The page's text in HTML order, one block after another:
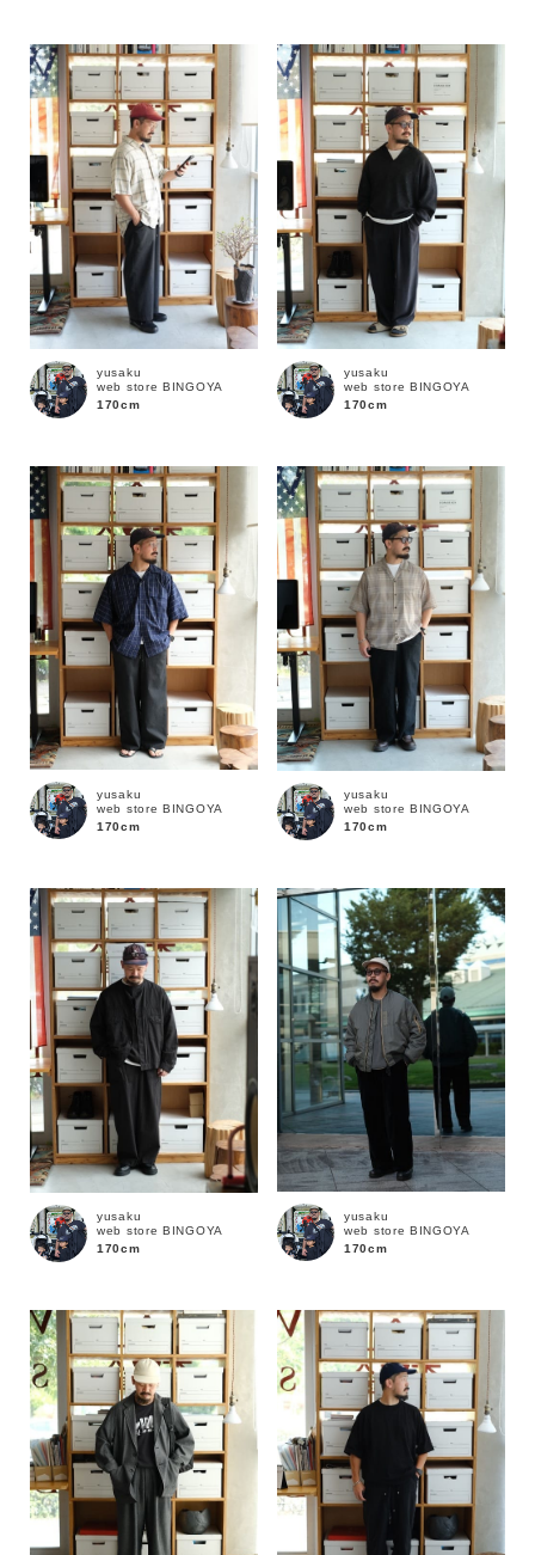
キーワード
性別
MENS LADIES KIDS
カテゴリ
サイズ
ブランド
yusaku
web store BINGOYA
170cm
yusaku
web store BINGOYA
170cm
yusaku
web store BINGOYA
170cm
yusaku
web store BINGOYA
170cm
yusaku
web store BINGOYA
170cm
yusaku
web store BINGOYA
170cm